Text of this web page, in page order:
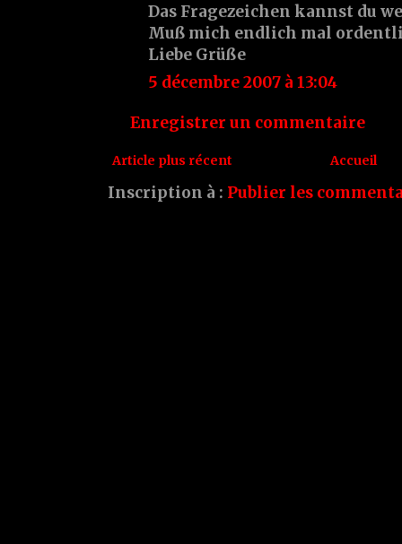
Das Fragezeichen kannst du
Muß mich endlich mal
Liebe Grüße
5 décembre 2007 à 13:04
Enregistrer un commentaire
Article plus récent Accueil
Inscription à : Publier les